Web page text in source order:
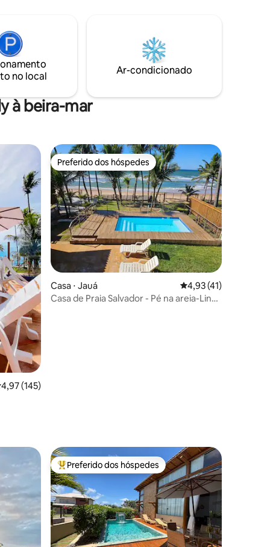
da
no local
Ar-condicionado
à beira-mar
hóspedes
de uma avaliação média de 5, 145 avaliações
4,97 (145)
Preferido dos hóspedes
Preferido dos hóspedes
Casa ⋅ Jauá 4,93 de uma
4,93 (41)
Casa de Praia Salvador - Pé na areia-Linha
hóspedes Entre os melhores preferidos dos hóspedes
Preferido dos hóspedes